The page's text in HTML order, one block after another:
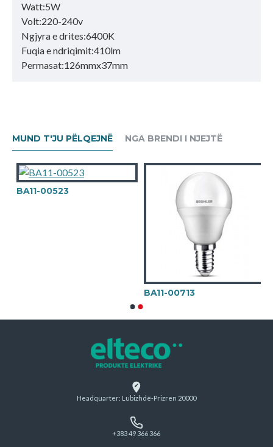
Watt:5W
Volt:220-240v
Ngjyra e drites:6400K
Fuqia e ndriqimit:410lm
Permasat:126mmx37mm
MUND T'JU PËLQEJNË NGA BRENDI I NJEJTË
BA11-00523
BA11-00713
Headquarter: Lubizhdë-Prizren 20000
+383 49 366 366